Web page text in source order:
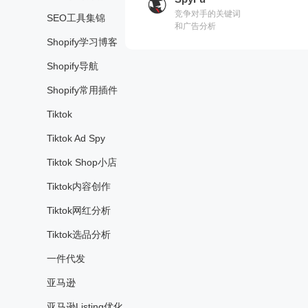
SEO工具集锦
Shopify学习博客
Shopify导航
Shopify常用插件
Tiktok
Tiktok Ad Spy
Tiktok Shop小店
Tiktok内容创作
Tiktok网红分析
Tiktok选品分析
一件代发
亚马逊
谷歌搜索引擎每天
数十亿的搜索数
竞争对手的关键词
和广告分析